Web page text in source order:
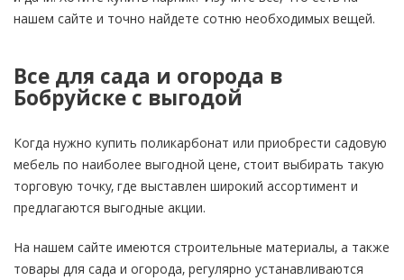
нашем сайте и точно найдете сотню необходимых вещей.
Все для сада и огорода в
Бобруйске с выгодой
Когда нужно купить поликарбонат или приобрести садовую
мебель по наиболее выгодной цене, стоит выбирать такую
торговую точку, где выставлен широкий ассортимент и
предлагаются выгодные акции.
На нашем сайте имеются строительные материалы, а также
товары для сада и огорода, регулярно устанавливаются